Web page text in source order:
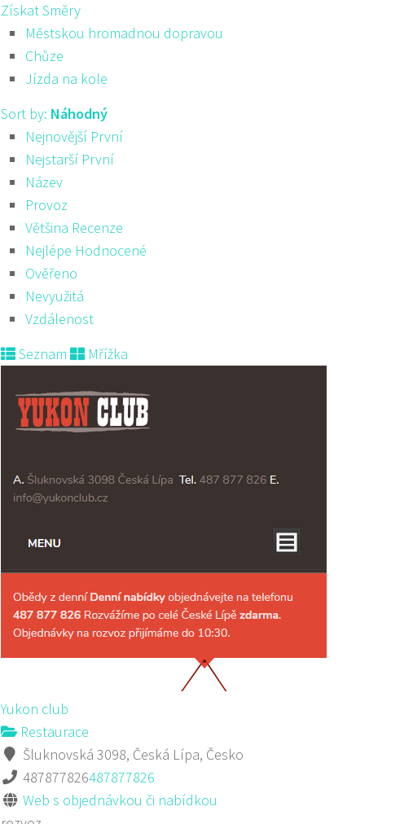
Získat Směry
Městskou hromadnou dopravou
Chůze
Jízda na kole
Sort by: Náhodný
Nejnovější První
Nejstarší První
Název
Provoz
Většina Recenze
Nejlépe Hodnocené
Ověřeno
Nevyužitá
Vzdálenost
Seznam
Mřížka
Yukon club
Restaurace
Šluknovská 3098, Česká Lípa, Česko
487877826487877826
Web s objednávkou či nabídkou